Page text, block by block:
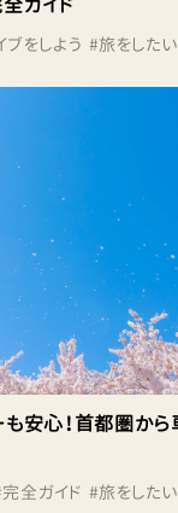
ブをしよう #旅をしたい
安心！首都圏から
完全ガイド #旅をしたい